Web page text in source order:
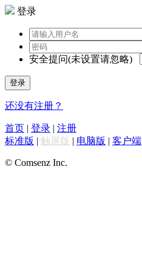
登录
安全提问(未设置请忽略)
登录
还没有注册？
首页 | 登录 | 注册
标准版 | 触屏版 | 电脑版 | 客户端
© Comsenz Inc.